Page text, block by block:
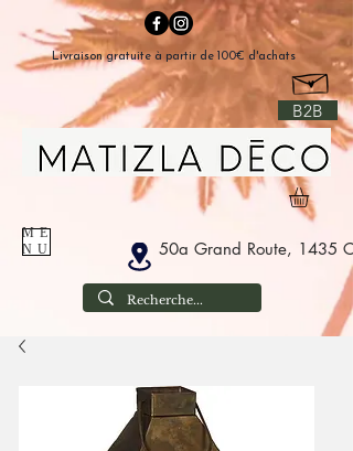
B2B
50a Grand Route, 1435
ME
NU
Livraison gratuite à partir de 100€ d'achats